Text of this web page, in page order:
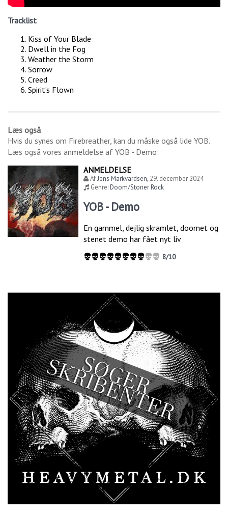
Tracklist
Kiss of Your Blade
Dwell in the Fog
Weather the Storm
Sorrow
Creed
Spirit’s Flown
Læs også
Hvis du synes om Firebreather, kan du måske også lide YOB.
Læs også vores anmeldelse af YOB - Demo:
ANMELDELSE
AfJens Markvardsen, 29. december 2024
Genre:Doom/Stoner Rock
YOB - Demo
En gammel, dejlig skramlet, doomet og
stenet demo har fået nyt liv
8/10